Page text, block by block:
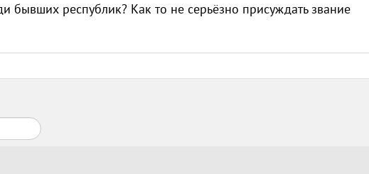
бывших республик? Как то не серьёзно присуждать звание